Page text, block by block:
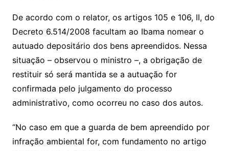
De acordo com o relator, os artigos 105 e 106, II, do
Decreto 6.514/2008 facultam ao Ibama nomear o
autuado depositário dos bens apreendidos. Nessa
situação – observou o ministro –, a obrigação de
restituir só será mantida se a autuação for
confirmada pelo julgamento do processo
administrativo, como ocorreu no caso dos autos.
“No caso em que a guarda de bem apreendido por
infração ambiental for, com fundamento no artigo